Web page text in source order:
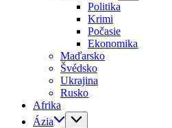
Politika
Krimi
Počasie
Ekonomika
Maďarsko
Švédsko
Ukrajina
Rusko
Afrika
Ázia